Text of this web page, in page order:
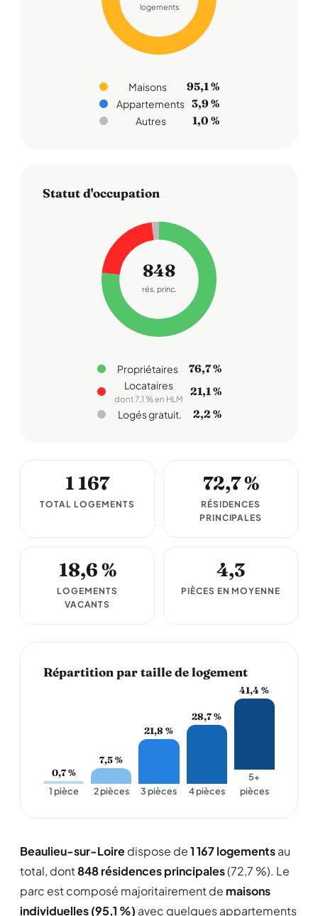
logements
Maisons 95,1 %
Appartements 3,9 %
Autres 1,0 %
Statut d'occupation
848
rés. princ.
Propriétaires 76,7 %
Locataires
dont 7,1 % en HLM
21,1 %
Logés gratuit. 2,2 %
1 167
TOTAL LOGEMENTS
72,7 %
RÉSIDENCES
PRINCIPALES
18,6 %
LOGEMENTS
VACANTS
4,3
PIÈCES EN MOYENNE
Répartition par taille de logement
0,7 %
1 pièce
7,5 %
2 pièces
21,8 %
3 pièces
28,7 %
4 pièces
41,4 %
5+
pièces
Beaulieu-sur-Loiredispose de1 167 logementsau
total, dont848 résidences principales(72,7 %). Le
parc est composé majoritairement de maisons
individuelles (95,1 %) avec quelques appartements